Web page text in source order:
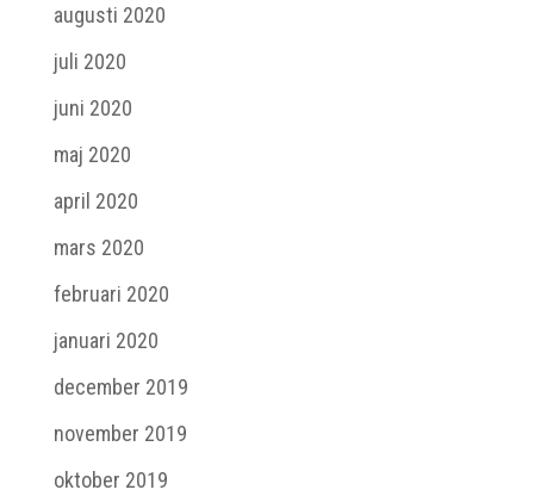
augusti 2020
juli 2020
juni 2020
maj 2020
april 2020
mars 2020
februari 2020
januari 2020
december 2019
november 2019
oktober 2019